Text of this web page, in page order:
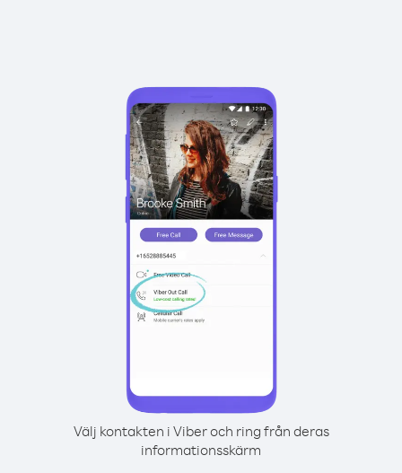
Välj kontakten i Viber och ring från deras
informationsskärm